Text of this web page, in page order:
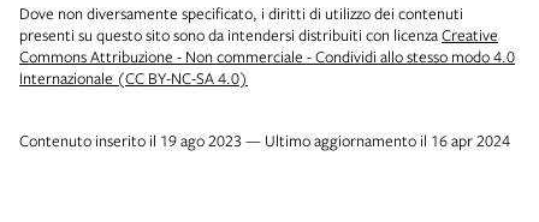
Dove non diversamente specificato, i diritti di utilizzo dei contenuti
presenti su questo sito sono da intendersi distribuiti con licenzaCreative
Commons Attribuzione - Non commerciale - Condividi allo stesso modo 4.0
Internazionale (CC BY-NC-SA 4.0)
Contenuto inserito il 19 ago 2023 — Ultimo aggiornamento il 16 apr 2024